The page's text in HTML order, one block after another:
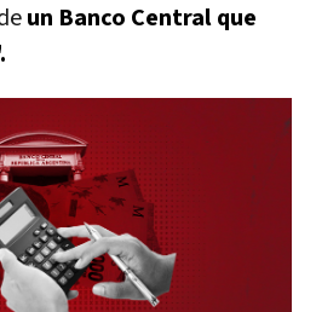
un Banco Central que